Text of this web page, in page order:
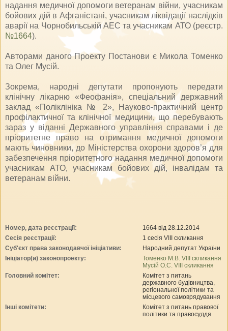
надання медичної допомоги ветеранам війни, учасникам
бойових дій в Афганістані, учасникам ліквідації наслідків
аварії на Чорнобильській АЕС та учасникам АТО (реєстр.
№1664).
Авторами даного Проекту Постанови є Микола Томенко
та Олег Мусій.
Зокрема, народні депутати пропонують передати
клінічну лікарню «Феофанія», спеціальний державний
заклад «Поліклініка № 2», Науково-практичний центр
профілактичної та клінічної медицини, що перебувають
зараз у віданні Державного управління справами і де
пріоритетне право на отримання медичної допомоги
мають чиновники, до Міністерства охорони здоров’я для
забезпечення пріоритетного надання медичної допомоги
учасникам АТО, учасникам бойових дій, інвалідам та
ветеранам війни.
Номер, дата реєстрації:
1664 від 28.12.2014
Сесія реєстрації:
1 сесія VIII скликання
Суб'єкт права законодавчої ініціативи:
Народний депутат України
Ініціатор(и) законопроекту:
Томенко М.В. VIII скликання
Мусій О.С. VIII скликання
Головний комітет:
Комітет з питань
державного будівництва,
регіональної політики та
місцевого самоврядування
Інші комітети:
Комітет з питань правової
політики та правосуддя